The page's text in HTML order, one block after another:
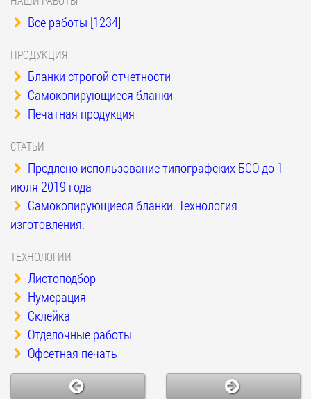
Все работы [1234]
ПРОДУКЦИЯ
Бланки строгой отчетности
Самокопирующиеся бланки
Печатная продукция
СТАТЬИ
Продлено использование типографских БСО до 1
июля 2019 года
Самокопирующиеся бланки. Технология
изготовления.
ТЕХНОЛОГИИ
Листоподбор
Нумерация
Склейка
Отделочные работы
Офсетная печать